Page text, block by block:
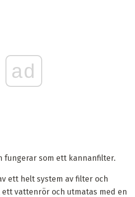
ad
fungerar som ett kannanfilter.
ett helt system av filter och
vattenrör och utmatas med en